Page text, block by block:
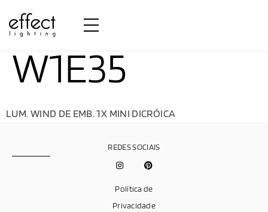
W1E35
LUM. WIND DE EMB. 1X MINI DICRÓICA
Política de
Privacidade
REDES SOCIAIS